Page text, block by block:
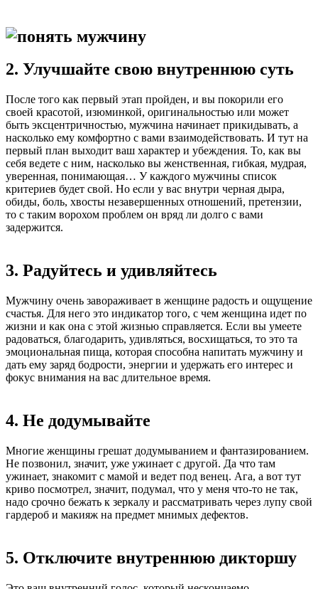
2. Улучшайте свою внутреннюю суть
После того как первый этап пройден, и вы покорили его
своей красотой, изюминкой, оригинальностью или может
быть эксцентричностью, мужчина начинает прикидывать, а
насколько ему комфортно с вами взаимодействовать. И тут на
первый план выходит ваш характер и убеждения. То, как вы
себя ведете с ним, насколько вы женственная, гибкая, мудрая,
уверенная, понимающая… У каждого мужчины список
критериев будет свой. Но если у вас внутри черная дыра,
обиды, боль, хвосты незавершенных отношений, претензии,
то с таким ворохом проблем он вряд ли долго с вами
задержится.
3. Радуйтесь и удивляйтесь
Мужчину очень завораживает в женщине радость и ощущение
счастья. Для него это индикатор того, с чем женщина идет по
жизни и как она с этой жизнью справляется. Если вы умеете
радоваться, благодарить, удивляться, восхищаться, то это та
эмоциональная пища, которая способна напитать мужчину и
дать ему заряд бодрости, энергии и удержать его интерес и
фокус внимания на вас длительное время.
4. Не додумывайте
Многие женщины грешат додумыванием и фантазированием.
Не позвонил, значит, уже ужинает с другой. Да что там
ужинает, знакомит с мамой и ведет под венец. Ага, а вот тут
криво посмотрел, значит, подумал, что у меня что-то не так,
надо срочно бежать к зеркалу и рассматривать через лупу свой
гардероб и макияж на предмет мнимых дефектов.
5. Отключите внутреннюю дикторшу